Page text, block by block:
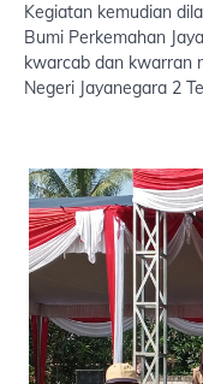
Kegiatan kemudian
Bumi Perkemahan
kwarcab dan kwarran
Negeri Jayanegara 2